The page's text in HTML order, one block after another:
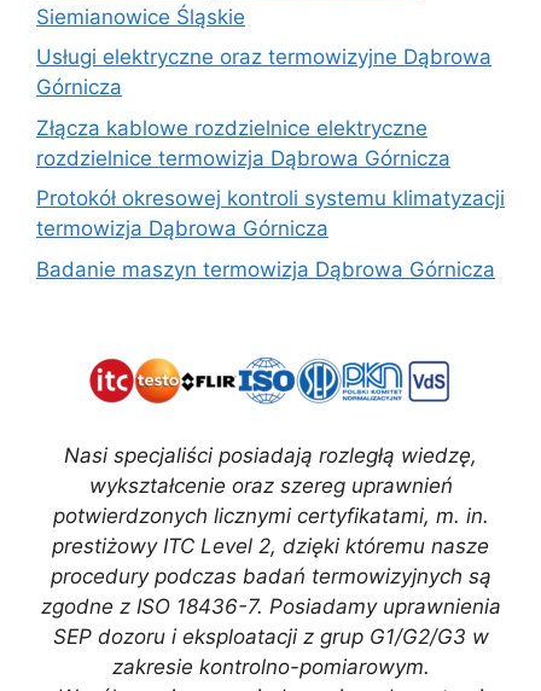
Siemianowice Śląskie
Usługi elektryczne oraz termowizyjne Dąbrowa
Górnicza
Złącza kablowe rozdzielnice elektryczne
rozdzielnice termowizja Dąbrowa Górnicza
Protokół okresowej kontroli systemu klimatyzacji
termowizja Dąbrowa Górnicza
Badanie maszyn termowizja Dąbrowa Górnicza
Nasi specjaliści posiadają rozległą wiedzę,
wykształcenie oraz szereg uprawnień
potwierdzonych licznymi certyfikatami, m. in.
prestiżowy ITC Level 2, dzięki któremu nasze
procedury podczas badań termowizyjnych są
zgodne z ISO 18436-7. Posiadamy uprawnienia
SEP dozoru i eksploatacji z grup G1/G2/G3 w
zakresie kontrolno-pomiarowym.